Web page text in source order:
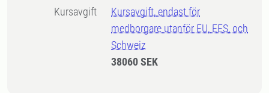
Kursavgift
Kursavgift, endast för
medborgare utanför EU, EES, och
Schweiz
38060 SEK